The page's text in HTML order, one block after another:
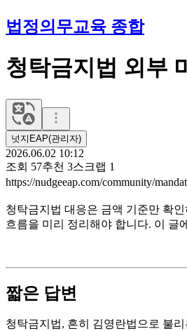
법정의무교육 종합
청탁금지법 외부
넛지EAP(관리자)
2026.06.02 10:12
조회 57추천 3스크랩 1
https://nudgeeap.com/community/
청탁금지법 대응은 금액 기준만 확
흐름을 미리 정리해야 합니다. 이 글
짧은 답변
청탁금지법, 흔히 김영란법으로 불